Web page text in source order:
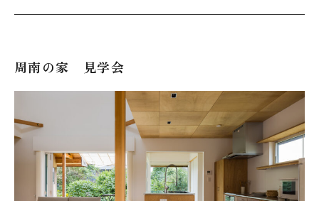
周南の家 見学会